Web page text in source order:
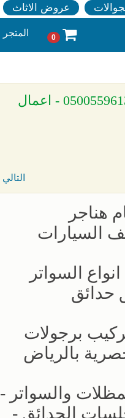
عروض الاثاث
0 المتجر
» معرض مظلات وسواتر الاختيار الاول تركيب مظلات مواقف سيارات بالرياض - 0500559613 - اعمال
← التالي
هناجر
السيارات
السواتر
حدائق
برجولات
بالرياض
والسواتر -
جلسات الحدائق -